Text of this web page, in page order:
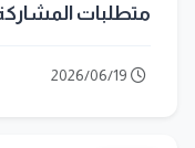
متطلبات